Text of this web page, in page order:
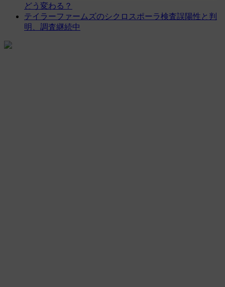
どう変わる？
テイラーファームズのシクロスポーラ検査誤陽性と判
明、調査継続中